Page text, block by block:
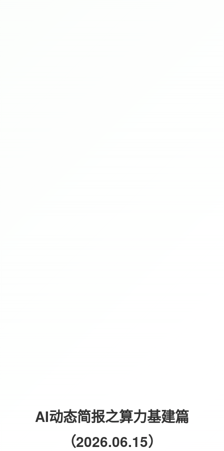
AI动态简报之算力基建篇
（2026.06.15）